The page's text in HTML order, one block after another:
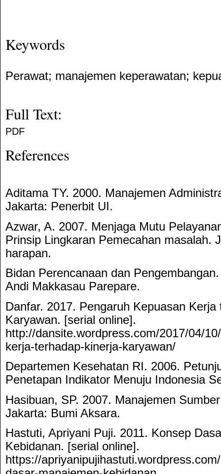
Keywords
Perawat; manajemen keperawatan;
Full Text:
PDF
References
Aditama TY. 2000. Manajemen
Jakarta: Penerbit UI.
Azwar, A. 2007. Menjaga Mutu
Prinsip Lingkaran Pemecahan masalah.
harapan.
Bidan Perencanaan dan
Andi Makkasau Parepare.
Danfar. 2017. Pengaruh Kepuasan Kerja
Karyawan. [serial online].
http://dansite.wordpress.com/2017/04/
kerja-terhadap-kinerja-karyawan/
Departemen Kesehatan RI. 2006.
Penetapan Indikator Menuju Indonesia
Hasibuan, SP. 2007. Manajemen
Jakarta: Bumi Aksara.
Hastuti, Apriyani Puji. 2011. Konsep
Kebidanan. [serial online].
https://